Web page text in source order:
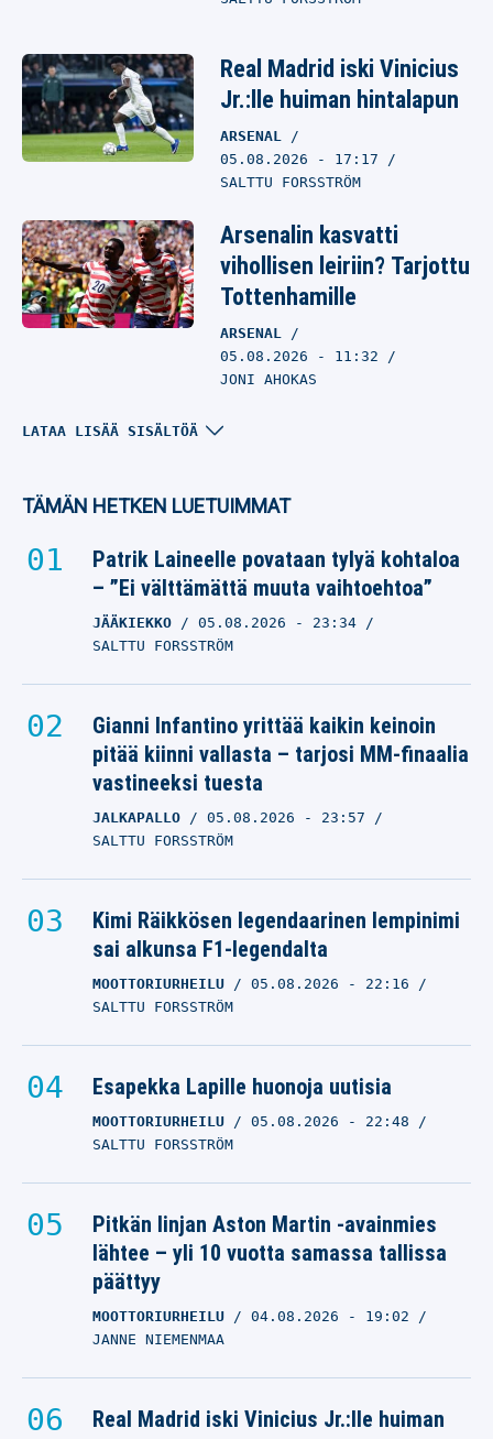
Real Madrid iski Vinicius
Jr.:lle huiman hintalapun
ARSENAL
05.08.2026 - 17:17
SALTTU FORSSTRÖM
Arsenalin kasvatti
vihollisen leiriin? Tarjottu
Tottenhamille
ARSENAL
05.08.2026 - 11:32
JONI AHOKAS
Arsenal nappaa
miljoonan kaupat
05.08.2026- 10:52
JONI AHOKAS
Arsenal odottaa
vastausta – Vinicius
Junior paljasti nyt
aikeensa Real Madridissa
ARSENAL
04.08.2026
jättämään Newcastlen –
Arsenal palaa pöytään
isommalla tarjouksella
ARSENAL
04.08.2026
Real Madridin
paniikkiliike: Arsenalin
havittelemalle Vinicius
Juniorille tyrkytetään
jättipalkkaa
ARSENAL
LATAA LISÄÄ SISÄLTÖÄ
TÄMÄN HETKEN LUETUIMMAT
Patrik Laineelle povataan tylyä kohtaloa
– ”Ei välttämättä muuta vaihtoehtoa”
JÄÄKIEKKO 05.08.2026 - 23:34
SALTTU FORSSTRÖM
Gianni Infantino yrittää kaikin keinoin
pitää kiinni vallasta – tarjosi MM-finaalia
vastineeksi tuesta
JALKAPALLO 05.08.2026 - 23:57
SALTTU FORSSTRÖM
Kimi Räikkösen legendaarinen lempinimi
sai alkunsa F1-legendalta
MOOTTORIURHEILU 05.08.2026 - 22:16
SALTTU FORSSTRÖM
Esapekka Lapille huonoja uutisia
MOOTTORIURHEILU 05.08.2026 - 22:48
SALTTU FORSSTRÖM
Pitkän linjan Aston Martin -avainmies
lähtee – yli 10 vuotta samassa tallissa
päättyy
MOOTTORIURHEILU 04.08.2026 - 19:02
JANNE NIEMENMAA
Real Madrid iski Vinicius Jr.:lle huiman